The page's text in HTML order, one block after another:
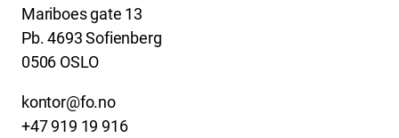
Mariboes gate 13
Pb. 4693 Sofienberg
0506 OSLO
kontor@fo.no
+47 919 19 916